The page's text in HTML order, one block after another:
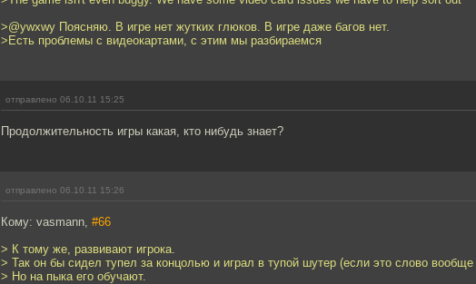
>@ywxwy Поясняю. В игре нет жутких глюков. В игре даже багов нет.
>Есть проблемы с видеокартами, с этим мы разбираемся
отправлено 06.10.11 15:25
Продолжительность игры какая, кто нибудь знает?
отправлено 06.10.11 15:26
Кому: vasmann, #66
> К тому же, развивают игрока.
> Так он бы сидел тупел за концолью и играл в тупой шутер (если это слово
> Но на пыка его обучают.